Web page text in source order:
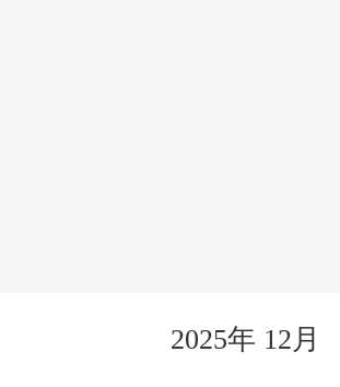
2025年 12月